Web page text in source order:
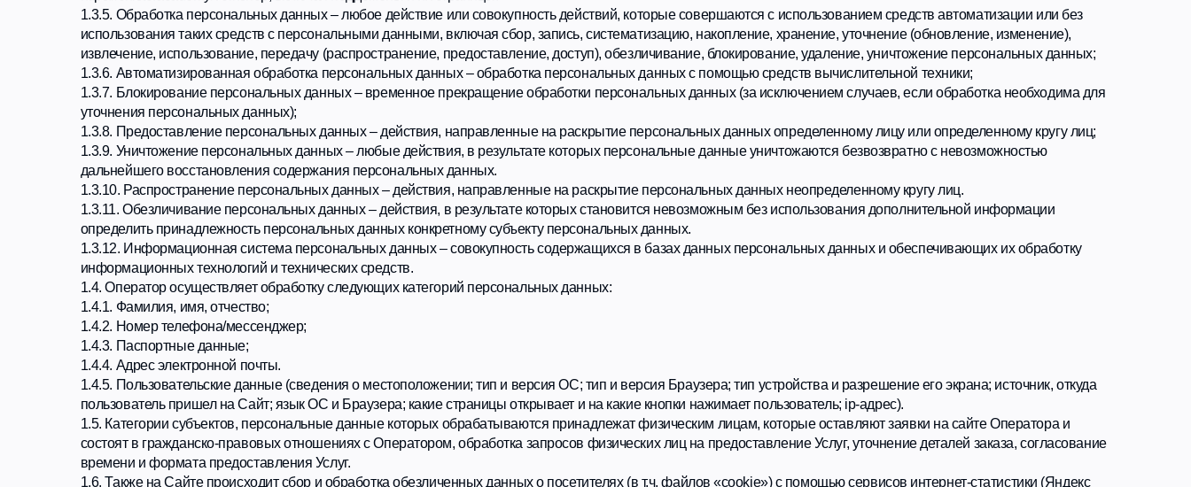
1.3.6. Автоматизированная обработка персональных данных – обработка персональных данных с помощью средств вычислительной техники;
1.3.7. Блокирование персональных данных – временное прекращение обработки персональных данных (за исключением случаев, если обработка необходима для
уточнения персональных данных);
1.3.8. Предоставление персональных данных – действия, направленные на раскрытие персональных данных определенному лицу или определенному кругу лиц;
1.3.9. Уничтожение персональных данных – любые действия, в результате которых персональные данные уничтожаются безвозвратно с невозможностью
дальнейшего восстановления содержания персональных данных.
1.3.10. Распространение персональных данных – действия, направленные на раскрытие персональных данных неопределенному кругу лиц.
1.3.11. Обезличивание персональных данных – действия, в результате которых становится невозможным без использования дополнительной информации
определить принадлежность персональных данных конкретному субъекту персональных данных.
1.3.12. Информационная система персональных данных – совокупность содержащихся в базах данных персональных данных и обеспечивающих их обработку
информационных технологий и технических средств.
1.4. Оператор осуществляет обработку следующих категорий персональных данных:
1.4.1. Фамилия, имя, отчество;
1.4.2. Номер телефона/мессенджер;
1.4.3. Паспортные данные;
1.4.4. Адрес электронной почты.
1.4.5. Пользовательские данные (сведения о местоположении; тип и версия ОС; тип и версия Браузера; тип устройства и разрешение его экрана; источник, откуда
пользователь пришел на Сайт; язык ОС и Браузера; какие страницы открывает и на какие кнопки нажимает пользователь; ip-адрес).
1.5. Категории субъектов, персональные данные которых обрабатываются принадлежат физическим лицам, которые оставляют заявки на сайте Оператора и
состоят в гражданско-правовых отношениях с Оператором, обработка запросов физических лиц на предоставление Услуг, уточнение деталей заказа, согласование
времени и формата предоставления Услуг.
1.6. Также на Сайте происходит сбор и обработка обезличенных данных о посетителях (в т.ч. файлов «cookie») с помощью сервисов интернет-статистики (Яндекс
Метрика и Гугл Аналитика и других).
2. ЦЕЛИ ОБРАБОТКИ ПЕРСОНАЛЬНЫХ ДАННЫХ
2.1. Обеспечение защиты прав и свобод человека и гражданина при обработке его персональных данных, в том числе защиты прав на неприкосновенность частной
жизни, личную и семейную тайну.
2.2. Заключение, исполнение и прекращение гражданско-правовых договоров; предоставление доступа Пользователю к сервисам, информации и/или материалам
Оператора, в том числе, содержащимся на Сайтеhttps://chisto.academy/vorkshop, включая поддомены и их страницы, уточнение деталей заказа.